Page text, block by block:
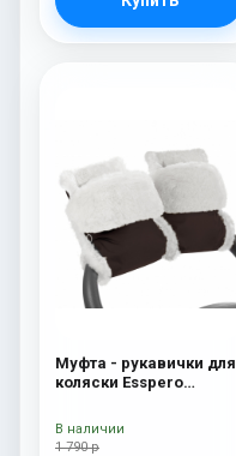
Муфта - рукавички для
коляски Esspero
шерсть) Chocolat
1 790 р
В наличии